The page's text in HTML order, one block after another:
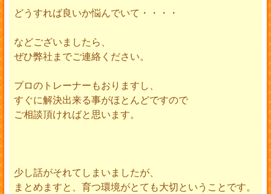
どうすれば良いか悩んでいて・・・・
などございましたら、
ぜひ弊社までご連絡ください。
プロのトレーナーもおりますし、
すぐに解決出来る事がほとんどですので
ご相談頂ければと思います。
少し話がそれてしまいましたが、
まとめますと、育つ環境がとても大切ということです。